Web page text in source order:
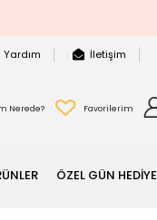
Yardım İletişim
Nerede? Favorilerim
ÖZEL GÜN